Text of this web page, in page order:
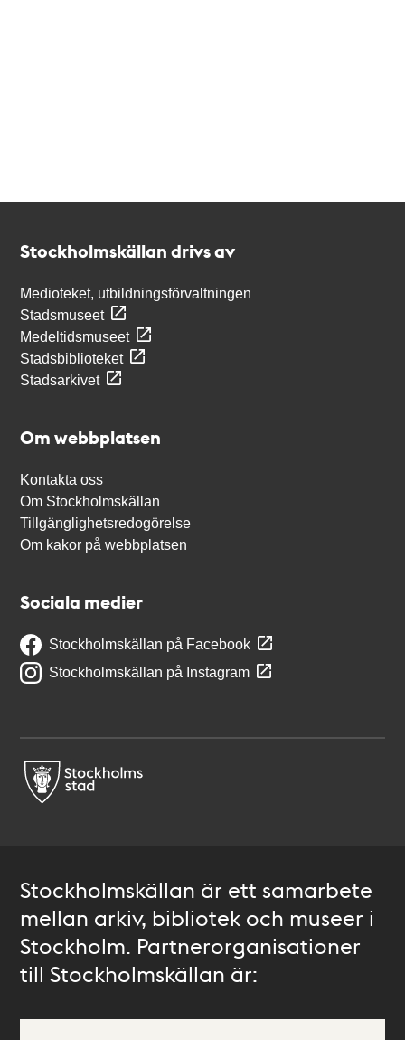
Stockholmskällan drivs av
Medioteket, utbildningsförvaltningen
Stadsmuseet
Medeltidsmuseet
Stadsbiblioteket
Stadsarkivet
Om webbplatsen
Kontakta oss
Om Stockholmskällan
Tillgänglighetsredogörelse
Om kakor på webbplatsen
Sociala medier
Stockholmskällan på Facebook
Stockholmskällan på Instagram
Stockholmskällan är ett samarbete
mellan arkiv, bibliotek och museer i
Stockholm. Partnerorganisationer
till Stockholmskällan är: